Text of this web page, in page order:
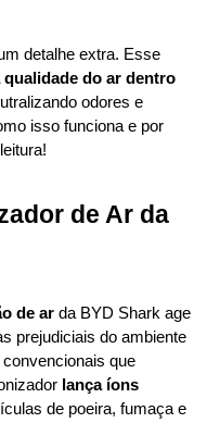
detalhe extra. Esse
qualidade do ar dentro
odores e
isso funciona e por
de Ar da
de ar da BYD Shark age
prejudiciais do ambiente
que
lança íons
de poeira, fumaça e